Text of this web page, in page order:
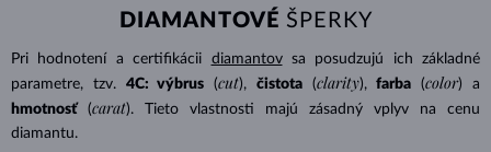
DIAMANTOVÉ ŠPERKY
Pri hodnotení a certifikácii diamantovsa posudzujú ich základné
parametre, tzv.
4C: výbrus (cut), čistota (clarity), farba (color) a
hmotnosť
(carat). Tieto vlastnosti majú zásadný vplyv na cenu
diamantu.